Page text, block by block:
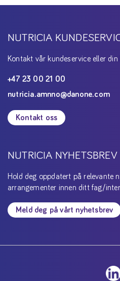
NUTRICIA
Kontakt vår kundeservice eller
+47 23 00 21 00
nutricia.amnno@danone.com
Kontakt oss
NUTRICIA NYHETSBREV
Hold deg oppdatert på relevante
arrangementer innen ditt fag/
Meld deg på vårt nyhetsbrev